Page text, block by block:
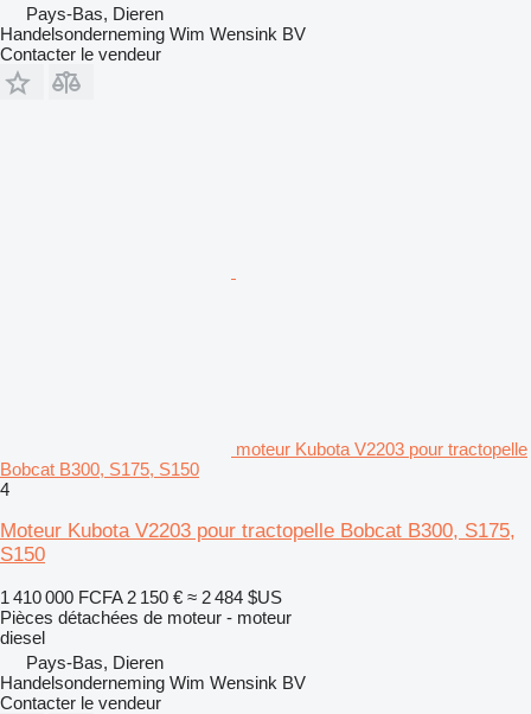
Pays-Bas, Dieren
Handelsonderneming Wim Wensink BV
Contacter le vendeur
moteur Kubota V2203 pour tractopelle
Bobcat B300, S175, S150
4
Moteur Kubota V2203 pour tractopelle Bobcat B300, S175,
S150
1 410 000 FCFA 2 150 € ≈ 2 484 $US
Pièces détachées de moteur - moteur
diesel
Pays-Bas, Dieren
Handelsonderneming Wim Wensink BV
Contacter le vendeur